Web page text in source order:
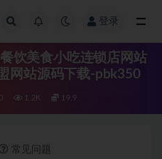
登录
饮美食小吃连锁店网站
网站源码下载-pbk350
0 1.2K 19.9
常见问题